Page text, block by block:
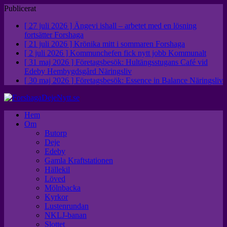
Publicerat
[ 27 juli 2026 ] Ängevi ishall – arbetet med en lösning
fortsätter Forshaga
[ 21 juli 2026 ] Krönika mitt i sommaren Forshaga
[ 2 juli 2026 ] Kommunchefen fick nytt jobb Kommunalt
[ 31 maj 2026 ] Företagsbesök: Hultängsstugans Café vid
Edeby Hembygdsgård Näringsliv
[ 30 maj 2026 ] Företagsbesök: Essence in Balance Näringsliv
Hem
Om
Butorp
Deje
Edeby
Gamla Kraftstationen
Hällekil
Löved
Mölnbacka
Kyrkor
Lustenrundan
NKLJ-banan
Slottet